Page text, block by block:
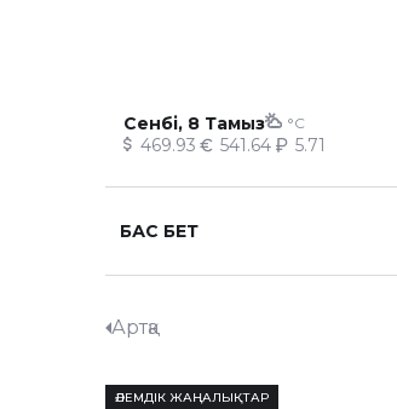
Сенбі, 8 Тамыз °C
469.93 541.64 5.71
БАС БЕТ
Артқа
ӘЛЕМДІК ЖАҢАЛЫҚТАР